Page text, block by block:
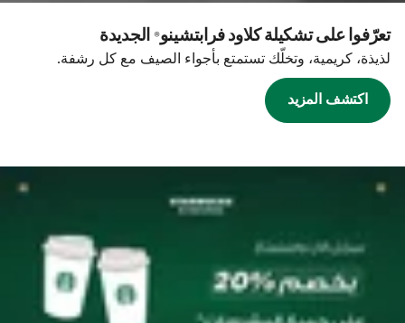
تعرّفوا على تشكيلة كلاود فرابتشينو® الجديدة
لذيذة، كريمية، وتخلّك تستمتع بأجواء الصيف مع كل رشفة.
اكتشف المزيد